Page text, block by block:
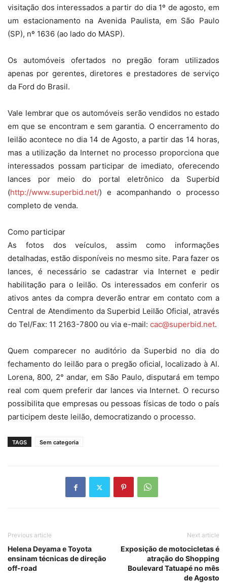
visitação dos interessados a partir do dia 1º de agosto, em
um estacionamento na Avenida Paulista, em São Paulo
(SP), nº 1636 (ao lado do MASP).
Os automóveis ofertados no pregão foram utilizados
apenas por gerentes, diretores e prestadores de serviço
da Ford do Brasil.
Vale lembrar que os automóveis serão vendidos no estado
em que se encontram e sem garantia. O encerramento do
leilão acontece no dia 14 de Agosto, a partir das 14 horas,
mas a utilização da Internet no processo proporciona que
interessados possam participar de imediato, oferecendo
lances por meio do portal eletrônico da Superbid
(http://www.superbid.net/) e acompanhando o processo
completo de venda.
Como participar
As fotos dos veículos, assim como informações
detalhadas, estão disponíveis no mesmo site. Para fazer os
lances, é necessário se cadastrar via Internet e pedir
habilitação para o leilão. Os interessados em conferir os
ativos antes da compra deverão entrar em contato com a
Central de Atendimento da Superbid Leilão Oficial, através
do Tel/Fax: 11 2163-7800 ou via e-mail: cac@superbid.net.
Quem comparecer no auditório da Superbid no dia do
fechamento do leilão para o pregão oficial, localizado à Al.
Lorena, 800, 2° andar, em São Paulo, disputará em tempo
real com quem preferir dar lances via Internet. O recurso
possibilita que empresas ou pessoas físicas de todo o país
participem deste leilão, democratizando o processo.
TAGS Sem categoria
Previous article
Helena Deyama e Toyota
ensinam técnicas de direção
off-road
Next article
Exposição de motocicletas é
atração do Shopping
Boulevard Tatuapé no mês
de Agosto